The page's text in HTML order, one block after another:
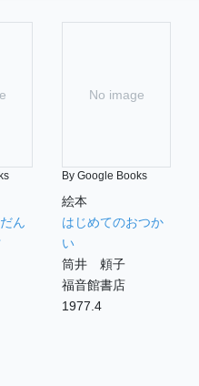
ん
No image
By Google Books
絵本
はじめてのおつか
い
筒井 頼子
福音館書店
1977.4